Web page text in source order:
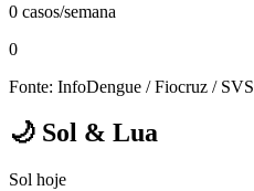
0 casos/semana
0
Fonte: InfoDengue / Fiocruz / SVS
🌙 Sol & Lua
Sol hoje